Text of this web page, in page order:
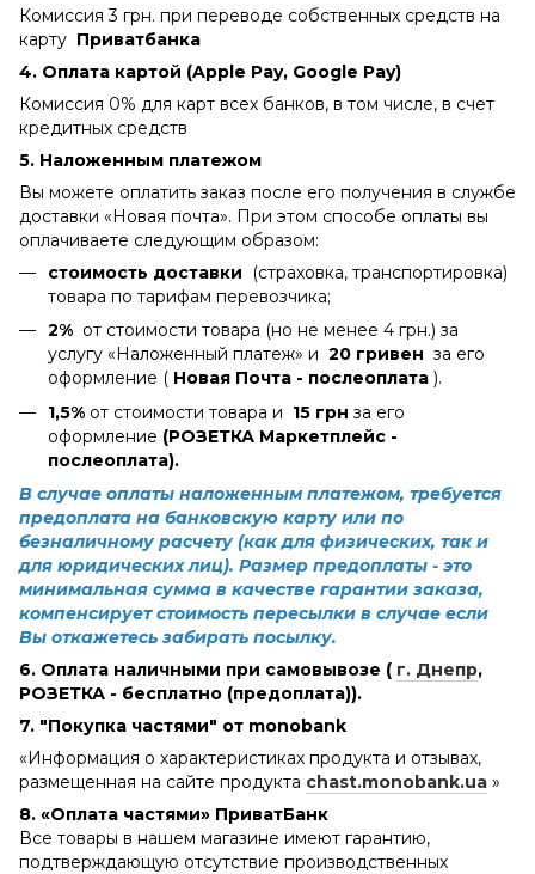
Комиссия 3 грн. при переводе собственных средств на
карту Приватбанка
4. Оплата картой (Apple Pay, Google Pay)
Комиссия 0% для карт всех банков, в том числе, в счет
кредитных средств
5. Наложенным платежом
Вы можете оплатить заказ после его получения в службе
доставки «Новая почта». При этом способе оплаты вы
оплачиваете следующим образом:
стоимость доставки (страховка, транспортировка)
товара по тарифам перевозчика;
2% от стоимости товара (но не менее 4 грн.) за
услугу «Наложенный платеж» и 20 гривен за его
оформление ( Новая Почта - послеоплата ).
1,5% от стоимости товара и 15 грн за его
оформление (РОЗЕТКА Маркетплейс -
послеоплата).
В случае оплаты наложенным платежом, требуется
предоплата на банковскую карту или по
безналичному расчету (как для физических, так и
для юридических лиц). Размер предоплаты - это
минимальная сумма в качестве гарантии заказа,
компенсирует стоимость пересылки в случае если
Вы откажетесь забирать посылку.
6. Оплата наличными при самовывозе ( г. Днепр,
РОЗЕТКА - бесплатно (предоплата)).
7. "Покупка частями" от monobank
«Информация о характеристиках продукта и отзывах,
размещенная на сайте продукта chast.monobank.ua »
8. «Оплата частями» ПриватБанк
Все товары в нашем магазине имеют гарантию,
подтверждающую отсутствие производственных